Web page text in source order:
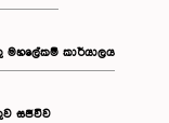
මහලේකම් කාර්යාලය
සජීවීව